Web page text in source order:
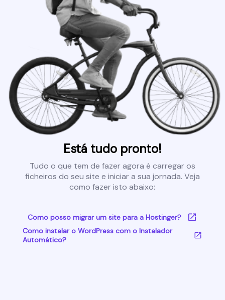
Está tudo pronto!
Tudo o que tem de fazer agora é carregar os
ficheiros do seu site e iniciar a sua jornada. Veja
como fazer isto abaixo:
Como posso migrar um site para a Hostinger?
Como instalar o WordPress com o Instalador
Automático?